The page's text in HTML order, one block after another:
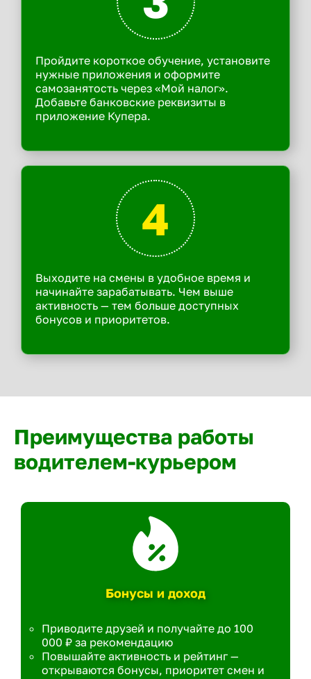
Пройдите короткое обучение, установите
нужные приложения и оформите
самозанятость через «Мой налог».
Добавьте банковские реквизиты в
приложение Купера.
4
Выходите на смены в удобное время и
начинайте зарабатывать. Чем выше
активность — тем больше доступных
бонусов и приоритетов.
Преимущества работы
водителем-курьером
Бонусы и доход
Приводите друзей и получайте до 100
000 ₽ за рекомендацию
Повышайте активность и рейтинг —
открываются бонусы, приоритет смен и